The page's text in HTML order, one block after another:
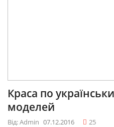
Краса по
моделей
Від: Admin 07.12.2016 25